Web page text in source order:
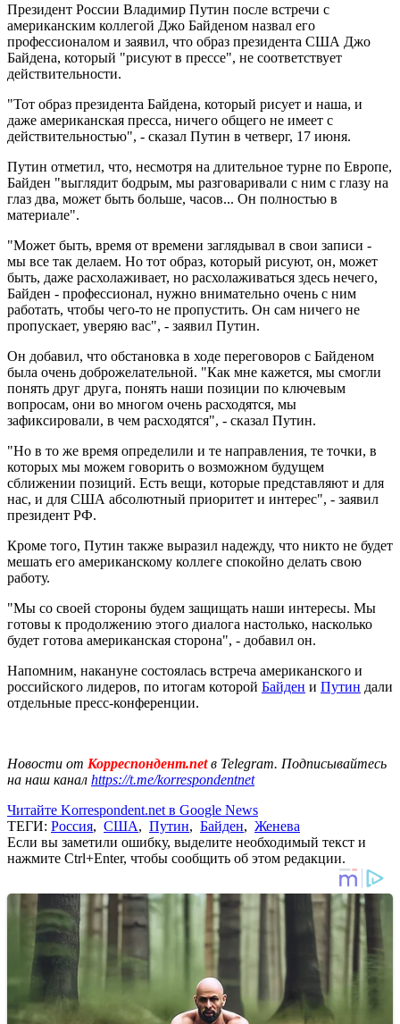
Президент России Владимир Путин после встречи с
американским коллегой Джо Байденом назвал его
профессионалом и заявил, что образ президента США Джо
Байдена, который "рисуют в прессе", не соответствует
действительности.
"Тот образ президента Байдена, который рисует и наша, и
даже американская пресса, ничего общего не имеет с
действительностью", - сказал Путин в четверг, 17 июня.
Путин отметил, что, несмотря на длительное турне по Европе,
Байден "выглядит бодрым, мы разговаривали с ним с глазу на
глаз два, может быть больше, часов... Он полностью в
материале".
"Может быть, время от времени заглядывал в свои записи -
мы все так делаем. Но тот образ, который рисуют, он, может
быть, даже расхолаживает, но расхолаживаться здесь нечего,
Байден - профессионал, нужно внимательно очень с ним
работать, чтобы чего-то не пропустить. Он сам ничего не
пропускает, уверяю вас", - заявил Путин.
Он добавил, что обстановка в ходе переговоров с Байденом
была очень доброжелательной. "Как мне кажется, мы смогли
понять друг друга, понять наши позиции по ключевым
вопросам, они во многом очень расходятся, мы
зафиксировали, в чем расходятся", - сказал Путин.
"Но в то же время определили и те направления, те точки, в
которых мы можем говорить о возможном будущем
сближении позиций. Есть вещи, которые представляют и для
нас, и для США абсолютный приоритет и интерес", - заявил
президент РФ.
Кроме того, Путин также выразил надежду, что никто не будет
мешать его американскому коллеге спокойно делать свою
работу.
"Мы со своей стороны будем защищать наши интересы. Мы
готовы к продолжению этого диалога настолько, насколько
будет готова американская сторона", - добавил он.
Напомним, накануне состоялась встреча американского и
российского лидеров, по итогам которой Байден и Путин дали
отдельные пресс-конференции.
Новости от Корреспондент.netв Telegram. Подписывайтесь
на наш канал https://t.me/korrespondentnet
Читайте Korrespondent.net в Google News
ТЕГИ: Россия, США, Путин, Байден, Женева
Если вы заметили ошибку, выделите необходимый текст и
нажмите Ctrl+Enter, чтобы сообщить об этом редакции.